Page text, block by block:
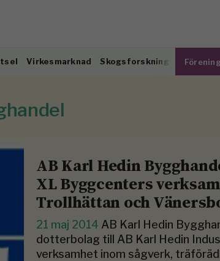
Virkesmarknad Skogsforskning
AB Karl Hedin
XL Byggcenters
Trollhättan och
21 maj 2014 AB Karl Hedin
dotterbolag till AB Karl Hedin
verksamhet inom sågverk,